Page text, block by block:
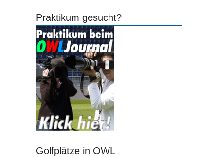
Praktikum gesucht?
Golfplätze in OWL